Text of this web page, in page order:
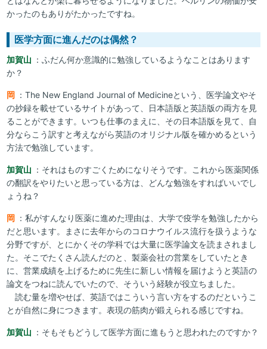
かったのもありがたかったですね。
医学方面に進んだのは偶然？
加賀山 ：ふだん何か意識的に勉強しているようなことはあります
か？
岡 ：The New England Journal of Medicineという、医学論文やそ
の抄録を載せているサイトがあって、日本語版と英語版の両方を見
ることができます。いつも仕事のまえに、その日本語版を見て、自
分ならこう訳すと考えながら英語のオリジナル版を確かめるという
方法で勉強しています。
加賀山 ：それはものすごくためになりそうです。これから医薬関係
の翻訳をやりたいと思っている方は、どんな勉強をすればいいでし
ょうね？
岡 ：私がすんなり医薬に進めた理由は、大学で疫学を勉強したから
だと思います。まさに去年からのコロナウイルス流行を扱うような
分野ですが、とにかくその学科では大量に医学論文を読まされまし
た。そこでたくさん読んだのと、製薬会社の営業をしていたとき
に、営業成績を上げるために先生に新しい情報を届けようと英語の
論文をつねに読んでいたので、そういう経験が役立ちました。
読む量を増やせば、英語ではこういう言い方をするのだというこ
とが自然に身につきます。表現の筋肉が鍛えられる感じですね。
加賀山 ：そもそもどうして医学方面に進もうと思われたのですか？